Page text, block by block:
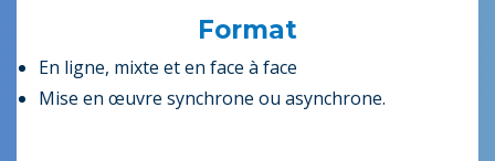
Format
En ligne, mixte et en face à face
Mise en œuvre synchrone ou asynchrone.